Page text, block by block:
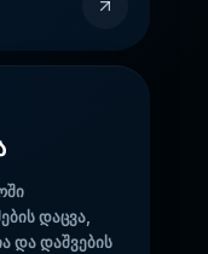
დაცვა,
და დაშვების